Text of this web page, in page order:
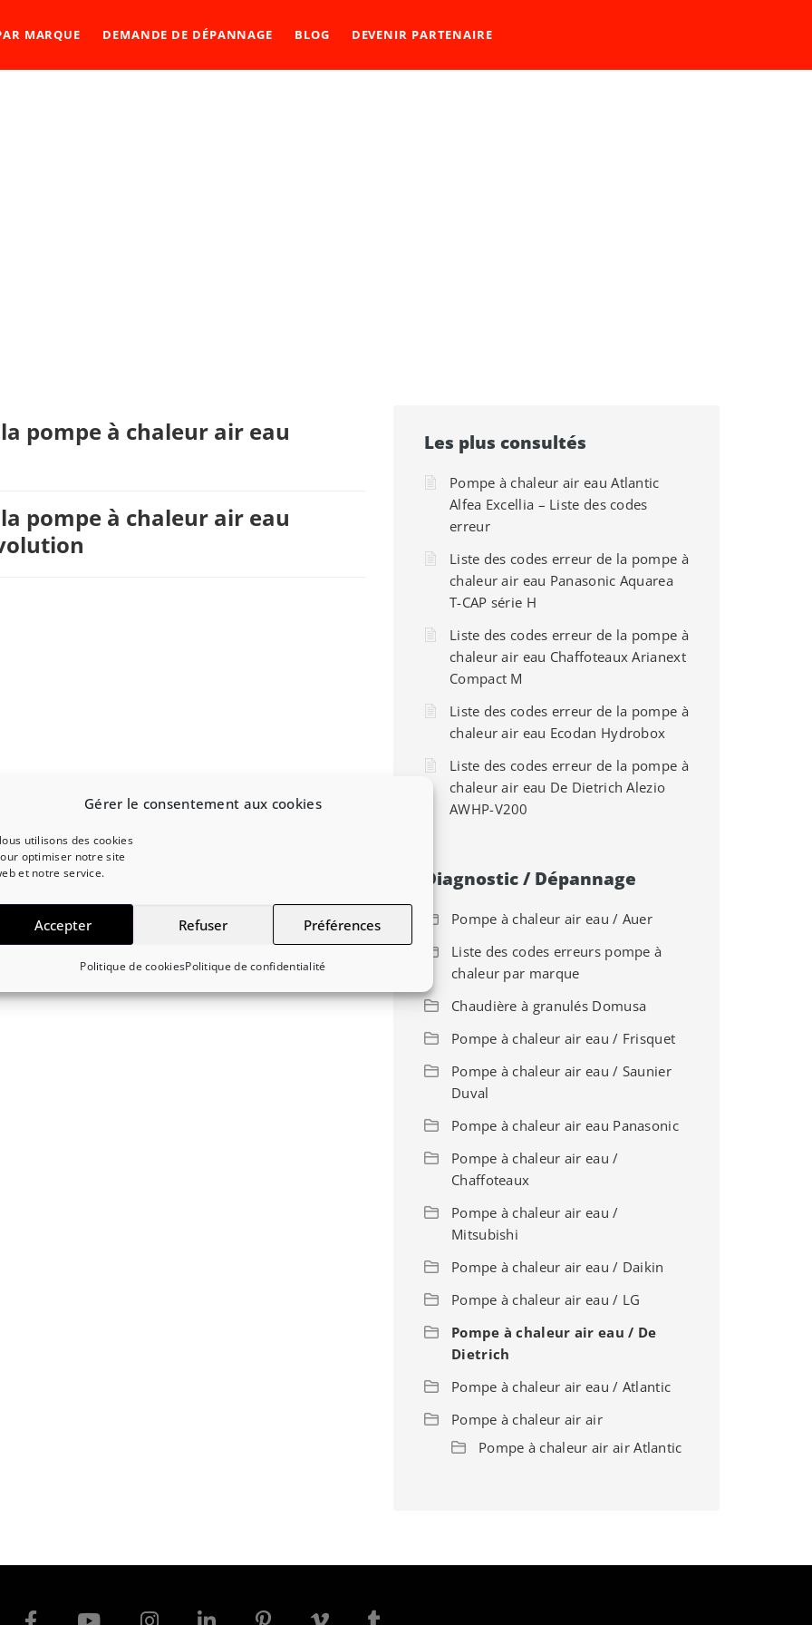
Gérer le consentement aux cookies
utilisons des cookies
optimiser notre site
et notre service.
Accepter Refuser Préférences
Politique de cookiesPolitique de confidentialité
MARQUE DEMANDE DE DÉPANNAGE BLOG DEVENIR PARTENAIRE
pompe à chaleur air eau
pompe à chaleur air eau
Les plus consultés
Pompe à chaleur air eau Atlantic
Alfea Excellia – Liste des codes
erreur
Liste des codes erreur de la pompe à
chaleur air eau Panasonic Aquarea
T-CAP série H
Liste des codes erreur de la pompe à
chaleur air eau Chaffoteaux Arianext
Compact M
Liste des codes erreur de la pompe à
chaleur air eau Ecodan Hydrobox
Liste des codes erreur de la pompe à
chaleur air eau De Dietrich Alezio
AWHP-V200
Diagnostic / Dépannage
Pompe à chaleur air eau / Auer
Liste des codes erreurs pompe à
chaleur par marque
Chaudière à granulés Domusa
Pompe à chaleur air eau / Frisquet
Pompe à chaleur air eau / Saunier
Duval
Pompe à chaleur air eau Panasonic
Pompe à chaleur air eau /
Chaffoteaux
Pompe à chaleur air eau /
Mitsubishi
Pompe à chaleur air eau / Daikin
Pompe à chaleur air eau / LG
Pompe à chaleur air eau / De
Dietrich
Pompe à chaleur air eau / Atlantic
Pompe à chaleur air air
Pompe à chaleur air air Atlantic